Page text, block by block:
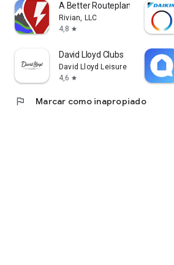
A Better Routeplanner (ABRP)
Rivian, LLC
4,8 star
David Lloyd Clubs
David Lloyd Leisure
4,6 star
flag Marcar como inapropiado